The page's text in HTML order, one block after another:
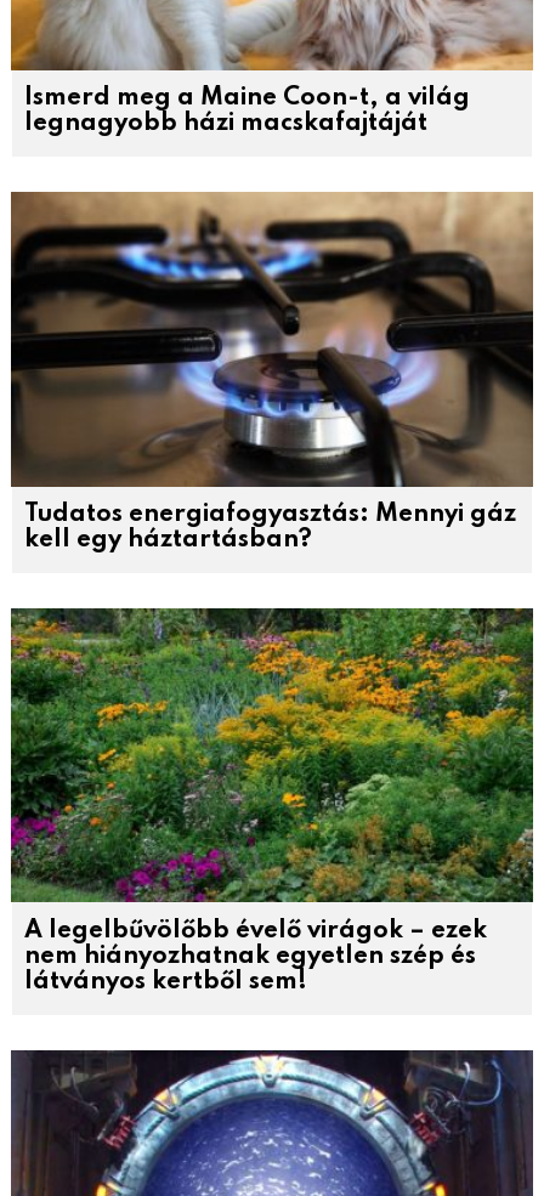
Ismerd meg a Maine Coon-t, a világ
legnagyobb házi macskafajtáját
Tudatos energiafogyasztás: Mennyi gáz
kell egy háztartásban?
A legelbűvölőbb évelő virágok – ezek
nem hiányozhatnak egyetlen szép és
látványos kertből sem!